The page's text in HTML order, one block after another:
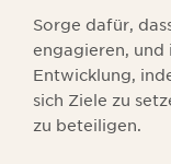
Sorge dafür,
engagieren, und
Entwicklung,
sich Ziele zu
zu beteiligen.